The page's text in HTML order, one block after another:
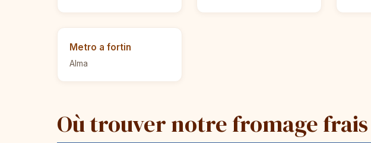
Metro a fortin
Alma
Où trouver notre fromage